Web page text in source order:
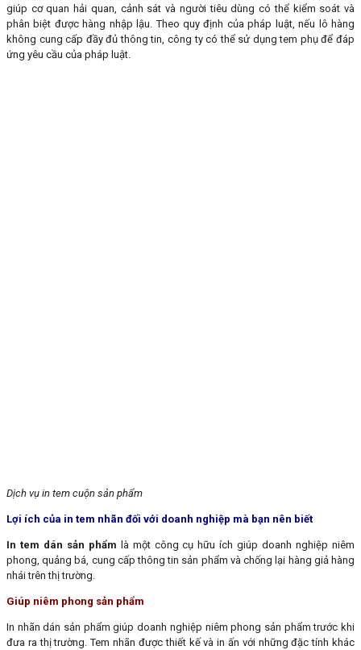
giúp cơ quan hải quan, cảnh sát và người tiêu dùng có thể kiểm soát và
phân biệt được hàng nhập lậu. Theo quy định của pháp luật, nếu lô hàng
không cung cấp đầy đủ thông tin, công ty có thể sử dụng tem phụ để đáp
ứng yêu cầu của pháp luật.
Dịch vụ in tem cuộn sản phẩm
Lợi ích của in tem nhãn đối với doanh nghiệp mà bạn nên biết
In tem dán sản phẩm là một công cụ hữu ích giúp doanh nghiệp niêm
phong, quảng bá, cung cấp thông tin sản phẩm và chống lại hàng giả hàng
nhái trên thị trường.
Giúp niêm phong sản phẩm
In nhãn dán sản phẩm giúp doanh nghiệp niêm phong sản phẩm trước khi
đưa ra thị trường. Tem nhãn được thiết kế và in ấn với những đặc tính khác